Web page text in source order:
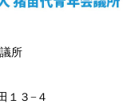
所
１３−４